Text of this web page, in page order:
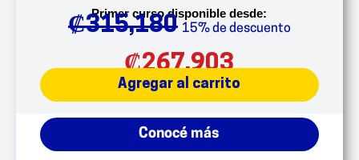
Primer curso disponible desde:
₡315,180 15% de descuento
₡267,903
Agregar al carrito
Conocé más